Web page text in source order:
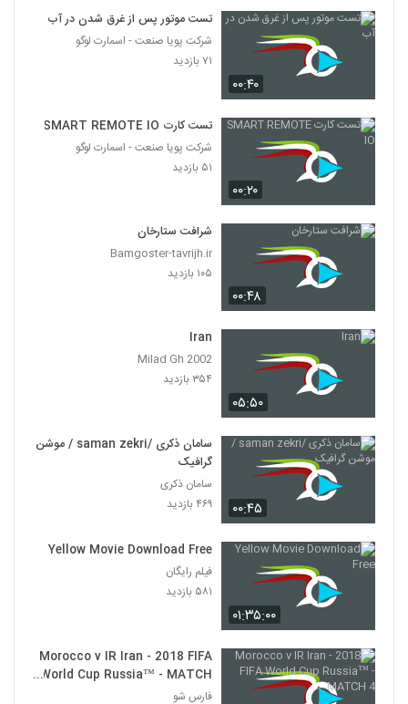
۰۰:۴۰
تست موتور پس از غرق شدن در آب
شرکت پویا صنعت - اسمارت لوگو
۷۱ بازدید
۰۰:۲۰
تست کارت SMART REMOTE IO
شرکت پویا صنعت - اسمارت لوگو
۵۱ بازدید
۰۰:۴۸
شرافت ستارخان
Bamgoster-tavrijh.ir
۱۰۵ بازدید
۰۵:۵۰
Iran
Milad Gh 2002
۳۵۴ بازدید
۰۰:۴۵
سامان ذکری /saman zekri / موشن
گرافیک
سامان ذکری
۴۶۹ بازدید
۰۱:۳۵:۰۰
Yellow Movie Download Free
فیلم رایگان
۵۸۱ بازدید
Morocco v IR Iran - 2018 FIFA
World Cup Russia™ - MATCH
4
فارس شو